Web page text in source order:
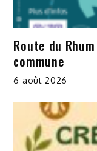
Route du
commune
6 août 2026